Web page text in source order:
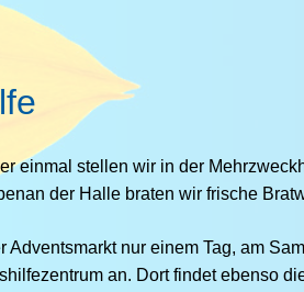
einmal stellen wir in der
der Halle braten wir frische
nur einem Tag, am
an. Dort findet ebenso